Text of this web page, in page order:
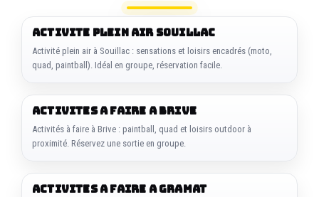
ACTIVITE PLEIN AIR SOUILLAC
Activité plein air à Souillac : sensations et loisirs encadrés (moto,
quad, paintball). Idéal en groupe, réservation facile.
ACTIVITES A FAIRE A BRIVE
Activités à faire à Brive : paintball, quad et loisirs outdoor à
proximité. Réservez une sortie en groupe.
ACTIVITES A FAIRE A GRAMAT